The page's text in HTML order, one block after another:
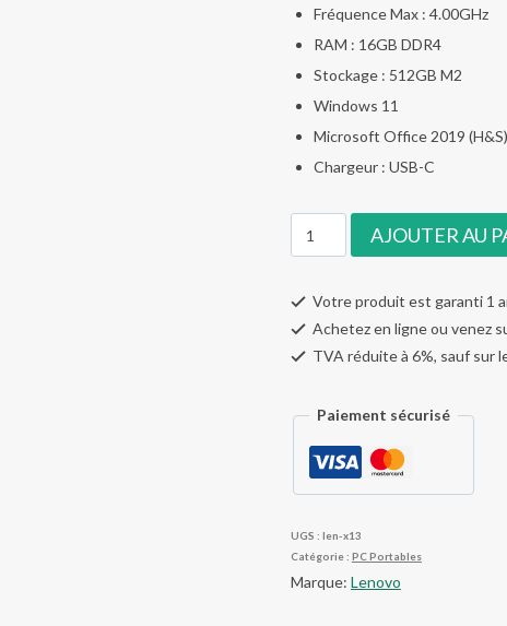
€ 500,00.
Fréquence Max : 4.00GHz
RAM : 16GB DDR4
Stockage : 512GB M2
Windows 11
Microsoft Office 2019 (H&S)
Chargeur : USB-C
quantité
de
X13
AJOUTER AU
Votre produit est garanti 1
Achetez en ligne ou venez
TVA réduite à 6%, sauf sur
Paiement sécurisé
UGS : len-x13
Catégorie : PC Portables
Marque: Lenovo